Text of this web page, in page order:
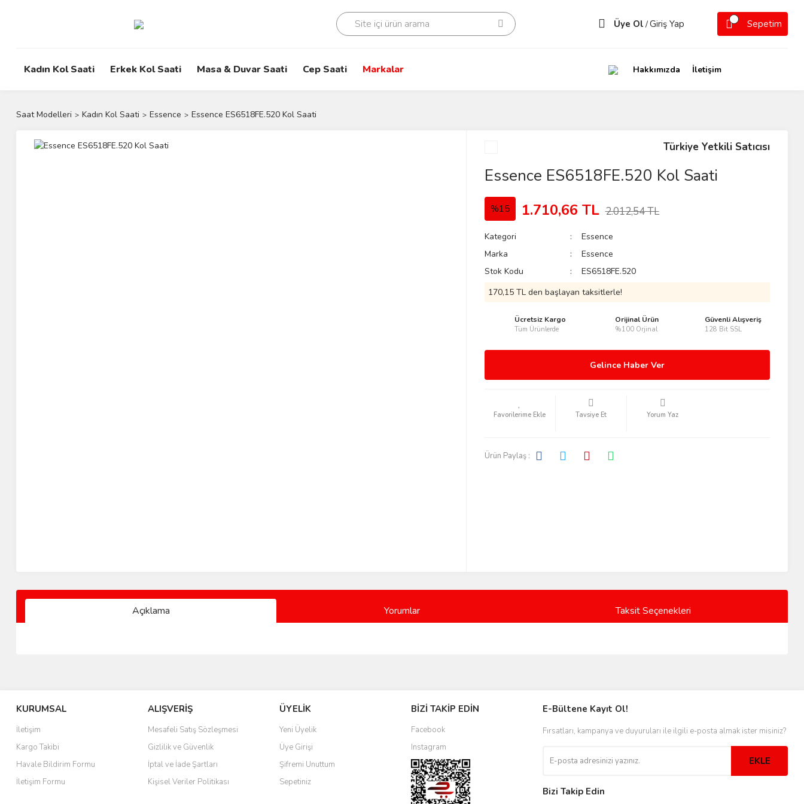
Üye Ol /Giriş Yap Sepetim
Kadın Kol Saati Erkek Kol Saati Masa & Duvar Saati Cep Saati Markalar Hakkımızda İletişim
Saat Modelleri Kadın Kol Saati Essence Essence ES6518FE.520 Kol Saati
Türkiye Yetkili Satıcısı
Essence ES6518FE.520 Kol Saati
%15 1.710,66 TL 2.012,54 TL
Kategori
Essence
Marka
Essence
Stok Kodu
ES6518FE.520
170,15 TL den başlayan taksitlerle!
Ücretsiz Kargo
Tüm Ürünlerde
Orijinal Ürün
%100 Orjinal
Güvenli Alışveriş
128 Bit SSL
Gelince Haber Ver
Tavsiye Et Yorum Yaz
Ürün Paylaş :
Açıklama Yorumlar Taksit Seçenekleri
KURUMSAL
İletişim
Kargo Takibi
Havale Bildirim Formu
İletişim Formu
ALIŞVERİŞ
Mesafeli Satış Sözleşmesi
Gizlilik ve Güvenlik
İptal ve İade Şartları
Kişisel Veriler Politikası
ÜYELİK
Yeni Üyelik
Üye Girişi
Şifremi Unuttum
Sepetiniz
BİZİ TAKİP EDİN
Facebook
Instagram
E-Bültene Kayıt Ol!
Fırsatları, kampanya ve duyuruları ile ilgili e-posta almak ister misiniz?
EKLE
Bizi Takip Edin